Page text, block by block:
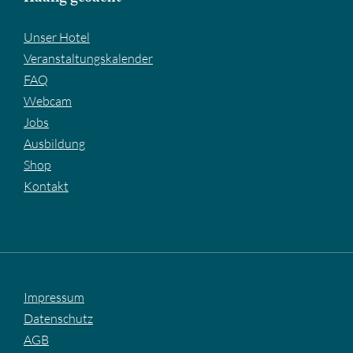
Unser Hotel
Veranstaltungskalender
FAQ
Webcam
Jobs
Ausbildung
Shop
Kontakt
Impressum
Datenschutz
AGB